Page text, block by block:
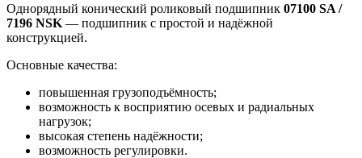
Однорядный конический роликовый подшипник 07100 SA /
7196 NSK — подшипник с простой и надёжной
конструкцией.
Основные качества:
повышенная грузоподъёмность;
возможность к восприятию осевых и радиальных
нагрузок;
высокая степень надёжности;
возможность регулировки.